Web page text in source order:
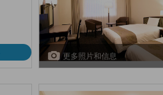
更多照片和信息